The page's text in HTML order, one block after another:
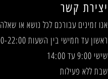
יצירת קשר
אנו זמינים עבורכם לכל נושא או שאלה
ראשון עד חמישי בין השעות 09:00-22:00
שישי 9:00 עד 14:00
שבת ללא פעילות